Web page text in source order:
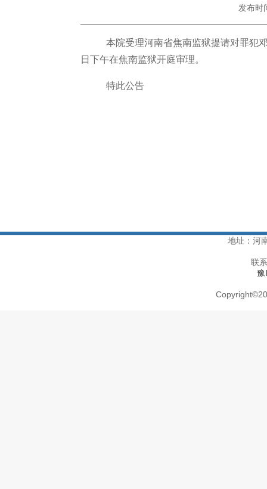
发布时
本院受理河南省焦南监狱提请对罪犯
日下午在焦南监狱开庭审理。
特此公告
地址：河
联
豫
Copyright©